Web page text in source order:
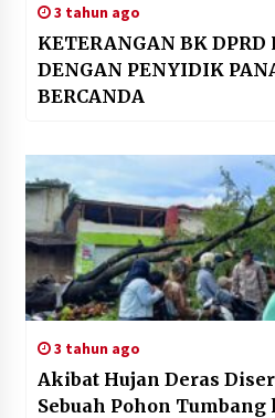
3 tahun ago
KETERANGAN BK DPRD
DENGAN PENYIDIK
BERCANDA
3 tahun ago
Akibat Hujan Deras
Sebuah Pohon Tumbang